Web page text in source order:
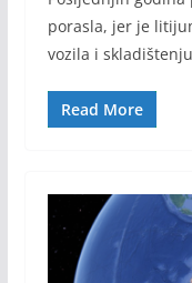
porasla, jer je
vozila i
Read More